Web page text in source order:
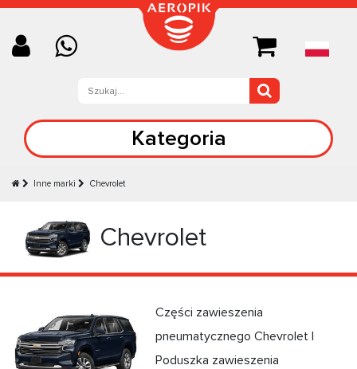
Kategoria
Inne marki Chevrolet
Chevrolet
Części zawieszenia
pneumatycznego Chevrolet |
Poduszka zawieszenia